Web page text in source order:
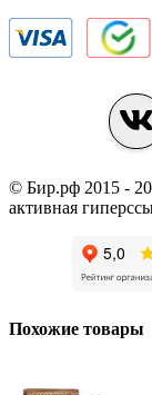
© Бир.рф 2015 -
активная
Похожие товары